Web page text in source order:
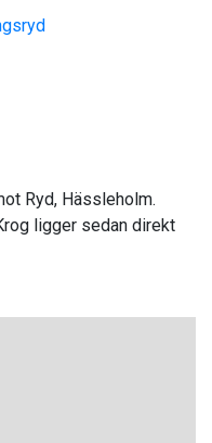
Ryd, Hässleholm.
ligger sedan direkt